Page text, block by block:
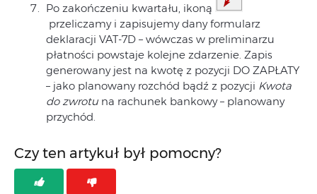
Po zakończeniu kwartału, ikoną
przeliczamy i zapisujemy dany formularz
deklaracji VAT-7D – wówczas w preliminarzu
płatności powstaje kolejne zdarzenie. Zapis
generowany jest na kwotę z pozycji DO ZAPŁATY
– jako planowany rozchód bądź z pozycji Kwota
do zwrotu na rachunek bankowy – planowany
przychód.
Czy ten artykuł był pomocny?